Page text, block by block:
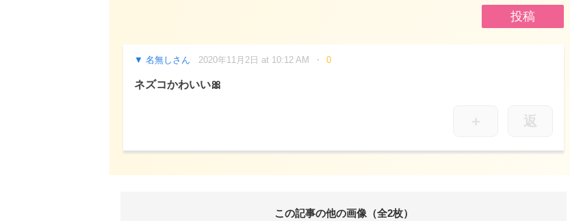
名無しさん 2020年11月2日 at 10:12 AM 0
ネズコかわいい🎀
＋ 返
この記事の他の画像（全2枚）